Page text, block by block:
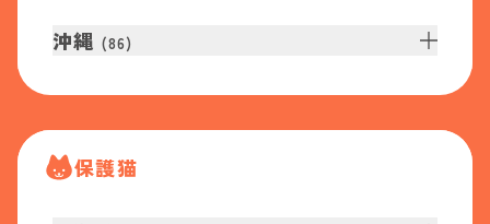
沖縄 (86)
保護猫